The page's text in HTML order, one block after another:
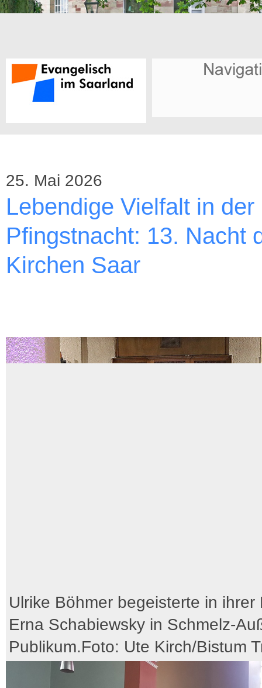
25. Mai 2026
Lebendige Vielfalt in der
Pfingstnacht: 13. Nacht
Kirchen Saar
Ulrike Böhmer begeisterte in ihrer
Erna Schabiewsky in Schmelz-
Publikum.Foto: Ute Kirch/Bistum